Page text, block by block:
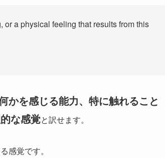
a physical feeling that results from this
かを感じる能力、特に触れること
な感覚と訳せます。
感覚です。